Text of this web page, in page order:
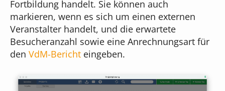
Versionshinweise
Fortbildung handelt. Sie können auch
markieren, wenn es sich um einen externen
Veranstalter handelt, und die erwartete
Besucheranzahl sowie eine Anrechnungsart für
den VdM-Bericht eingeben.